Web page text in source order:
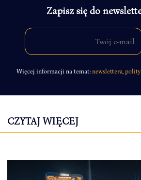
Zapisz się do
Więcej informacji na temat:newslettera
CZYTAJ WIĘCEJ